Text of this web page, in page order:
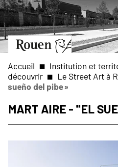
Aller
au
contenu
principal
Aller
à
la
page
d’accueil
Slide
of
1
d'Ariane
Accueil Institution et
découvrir
Le Street Art à
sueño del pibe »
Mart Aire - "El